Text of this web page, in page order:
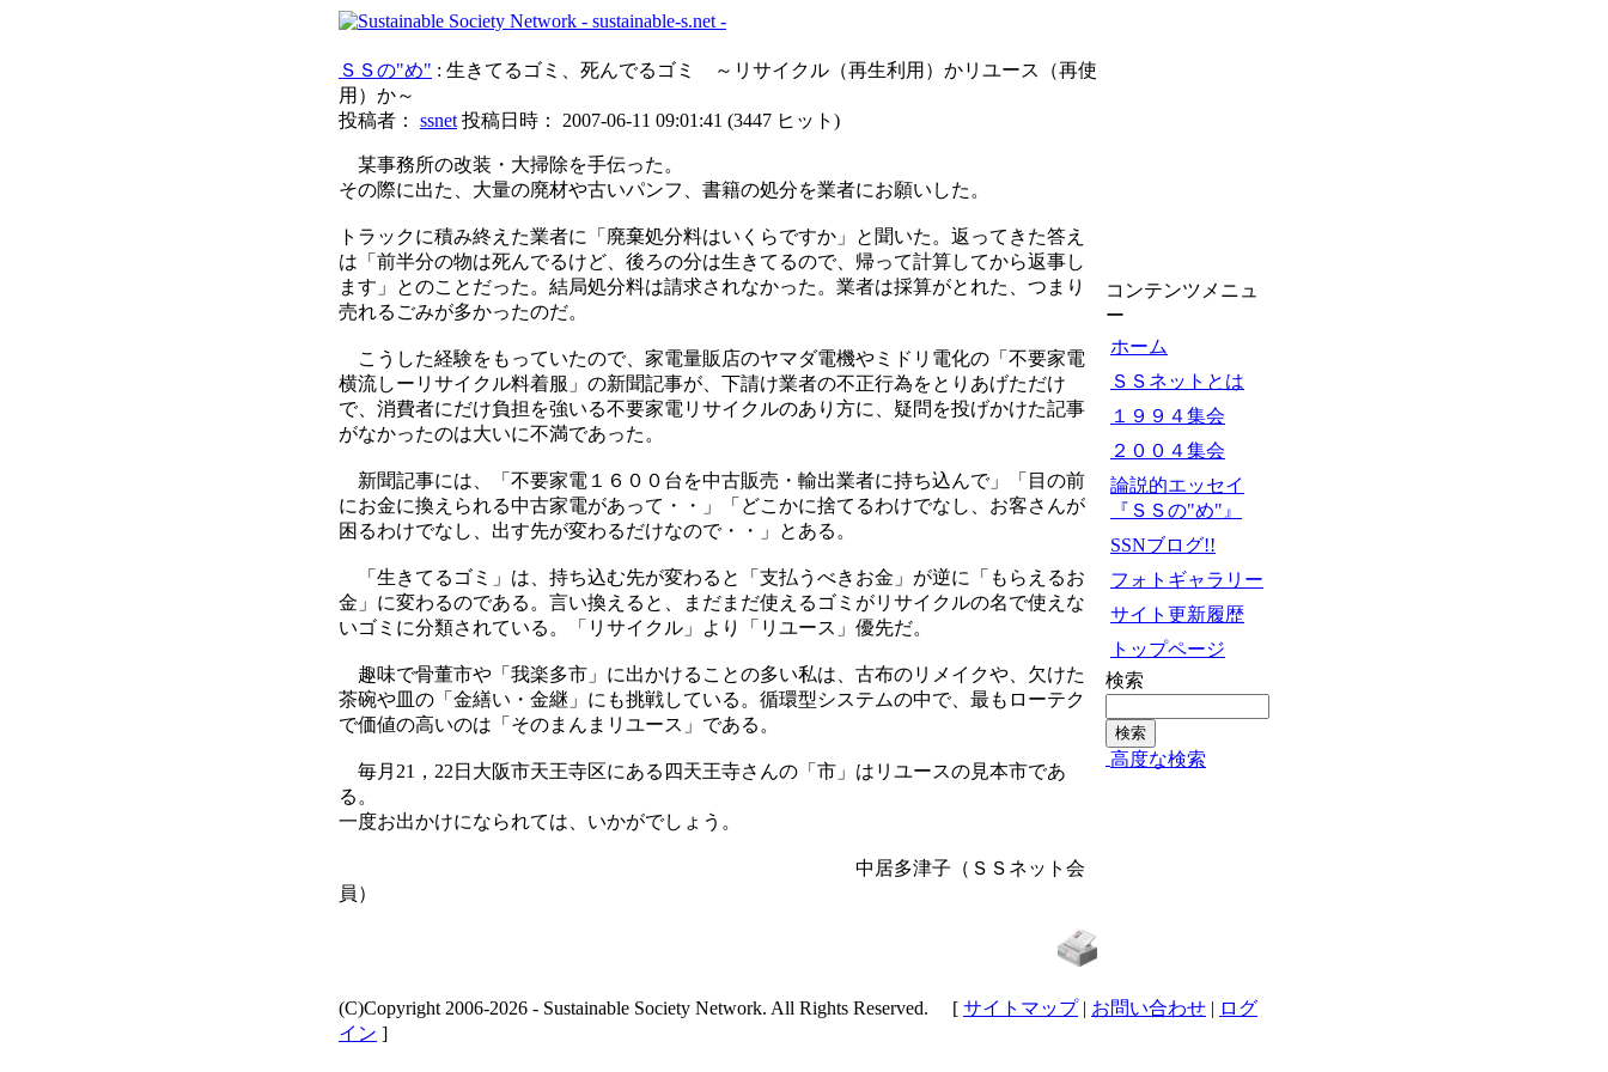
ＳＳの"め" : 生きてるゴミ、死んでるゴミ ～リサイクル（再生利用）かリユース（再使
用）か～
投稿者： ssnet 投稿日時： 2007-06-11 09:01:41 (3447 ヒット )
某事務所の改装・大掃除を手伝った。
その際に出た、大量の廃材や古いパンフ、書籍の処分を業者にお願いした。
トラックに積み終えた業者に「廃棄処分料はいくらですか」と聞いた。返ってきた答え
は「前半分の物は死んでるけど、後ろの分は生きてるので、帰って計算してから返事し
ます」とのことだった。結局処分料は請求されなかった。業者は採算がとれた、つまり
売れるごみが多かったのだ。
こうした経験をもっていたので、家電量販店のヤマダ電機やミドリ電化の「不要家電
横流しーリサイクル料着服」の新聞記事が、下請け業者の不正行為をとりあげただけ
で、消費者にだけ負担を強いる不要家電リサイクルのあり方に、疑問を投げかけた記事
がなかったのは大いに不満であった。
新聞記事には、「不要家電１６００台を中古販売・輸出業者に持ち込んで」「目の前
にお金に換えられる中古家電があって・・」「どこかに捨てるわけでなし、お客さんが
困るわけでなし、出す先が変わるだけなので・・」とある。
「生きてるゴミ」は、持ち込む先が変わると「支払うべきお金」が逆に「もらえるお
金」に変わるのである。言い換えると、まだまだ使えるゴミがリサイクルの名で使えな
いゴミに分類されている。「リサイクル」より「リユース」優先だ。
趣味で骨董市や「我楽多市」に出かけることの多い私は、古布のリメイクや、欠けた
茶碗や皿の「金繕い・金継」にも挑戦している。循環型システムの中で、最もローテク
で価値の高いのは「そのまんまリユース」である。
毎月21，22日大阪市天王寺区にある四天王寺さんの「市」はリユースの見本市であ
る。
一度お出かけになられては、いかがでしょう。
中居多津子（ＳＳネット会
員）
コンテンツメニュ
ー
ホーム
ＳＳネットとは
１９９４集会
２００４集会
論説的エッセイ
『ＳＳの"め"』
SSNブログ!!
フォトギャラリー
サイト更新履歴
トップページ
検索
高度な検索
(C)Copyright 2006-2026 - Sustainable Society Network. All Rights Reserved. [ サイトマップ| お問い合わせ | ログ
イン ]